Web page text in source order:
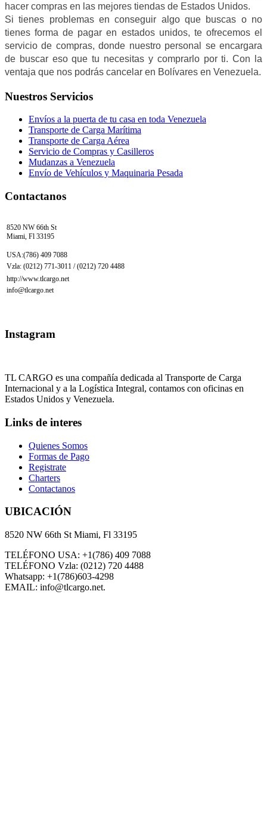
hacer compras en las mejores tiendas de Estados Unidos.
Si tienes problemas en conseguir algo que buscas o no
tienes forma de pagar en estados unidos, te ofrecemos el
servicio de compras, donde nuestro personal se encargara
de buscar eso que tu necesitas y comprarlo por ti. Con la
ventaja que nos podrás cancelar en Bolívares en Venezuela.
Nuestros Servicios
Envíos a la puerta de tu casa en toda Venezuela
Transporte de Carga Marítima
Transporte de Carga Aérea
Servicio de Compras y Casilleros
Mudanzas a Venezuela
Envío de Vehículos y Maquinaria Pesada
Contactanos
8520 NW 66th St
Miami, Fl 33195
USA:(786) 409 7088
Vzla: (0212) 771-3011 / (0212) 720 4488
http://www.tlcargo.net
info@tlcargo.net
Instagram
TL CARGO es una compañía dedicada al Transporte de Carga
Internacional y a la Logística Integral, contamos con oficinas en
Estados Unidos y Venezuela.
Links de interes
Quienes Somos
Formas de Pago
Registrate
Charters
Contactanos
UBICACIÓN
8520 NW 66th St Miami, Fl 33195
TELÉFONO USA: +1(786) 409 7088
TELÉFONO Vzla: (0212) 720 4488
Whatsapp: +1(786)603-4298
EMAIL: info@tlcargo.net.